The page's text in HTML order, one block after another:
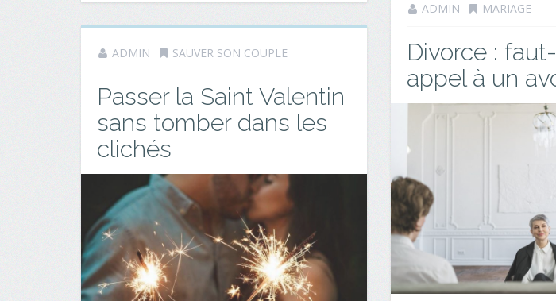
ADMIN MARIAGE
Divorce :
appel à un
ADMIN SAUVER SON COUPLE
Passer la Saint Valentin
sans tomber dans les
clichés